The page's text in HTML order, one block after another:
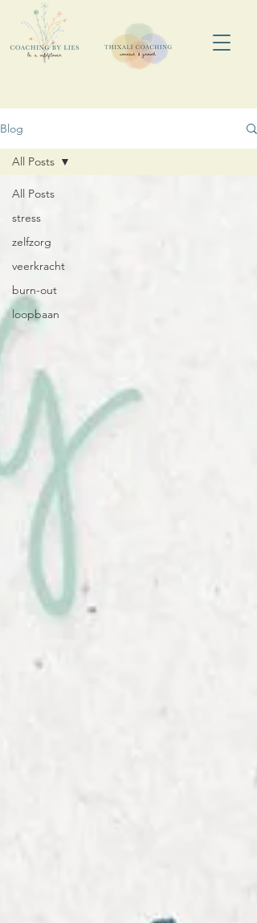
Blog
All Posts
stress
zelfzorg
veerkracht
burn-out
loopbaan
All Posts